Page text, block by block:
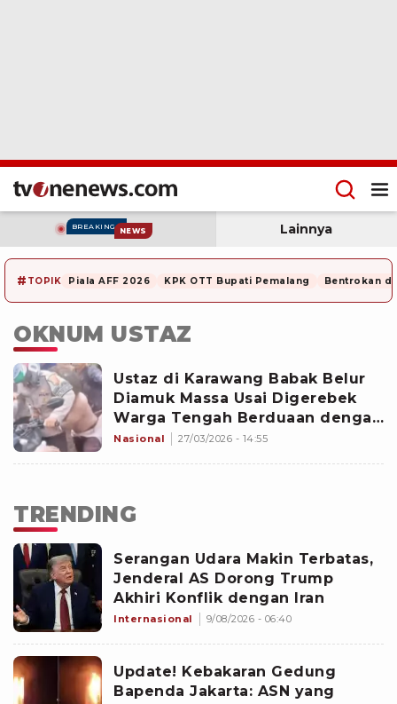
BREAKING NEWS Lainnya
# TOPIK Piala AFF 2026 KPK OTT Bupati Pemalang Bentrokan di
OKNUM USTAZ
Ustaz di Karawang Babak Belur
Diamuk Massa Usai Digerebek
Warga Tengah Berduaan dengan
Istri Orang
Nasional 27/03/2026 - 14:55
TRENDING
Serangan Udara Makin Terbatas,
Jenderal AS Dorong Trump
Akhiri Konflik dengan Iran
Internasional 9/08/2026 - 06:40
Update! Kebakaran Gedung
Bapenda Jakarta: ASN yang